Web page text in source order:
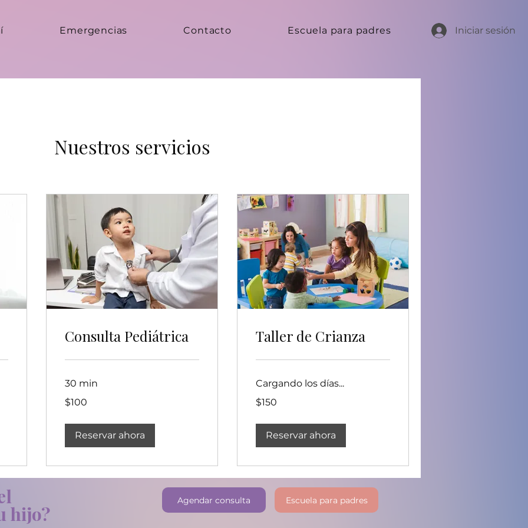
Emergencias Contacto Escuela para padres Iniciar sesión
Nuestros servicios
Consulta Pediátrica
30 min
100
dólares
$100
Reservar ahora
Taller de Crianza
Cargando los días...
150
dólares
$150
Reservar ahora
hijo?
Agendar consulta Escuela para padres